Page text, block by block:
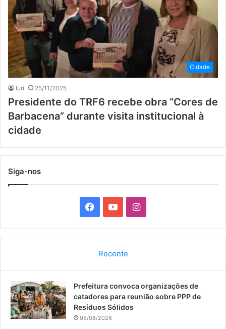
Cidade
Iuri 25/11/2025
Presidente do TRF6 recebe obra “Cores de
Barbacena” durante visita institucional à
cidade
Siga-nos
a
b
o
o
u
b
I
n
a
Recente
Prefeitura convoca organizações de
catadores para reunião sobre PPP de
Resíduos Sólidos
05/08/2026